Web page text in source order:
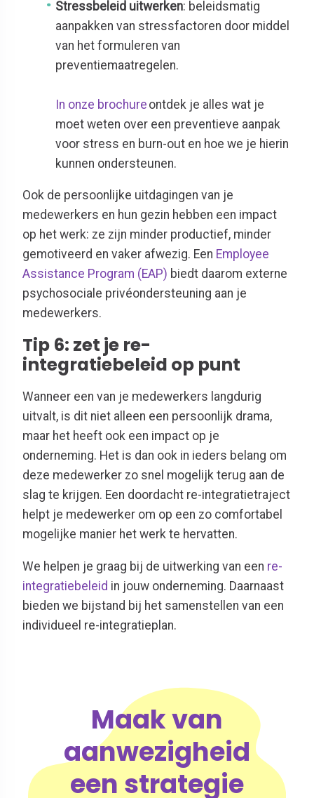
Stressbeleid uitwerken: beleidsmatig
aanpakken van stressfactoren door middel
van het formuleren van
preventiemaatregelen.
In onze brochure ontdek je alles wat je
moet weten over een preventieve aanpak
voor stress en burn-out en hoe we je hierin
kunnen ondersteunen.
Ook de persoonlijke uitdagingen van je
medewerkers en hun gezin hebben een impact
op het werk: ze zijn minder productief, minder
gemotiveerd en vaker afwezig. Een Employee
Assistance Program (EAP) biedt daarom externe
psychosociale privéondersteuning aan je
medewerkers.
Tip 6: zet je re-
integratiebeleid op punt
Wanneer een van je medewerkers langdurig
uitvalt, is dit niet alleen een persoonlijk drama,
maar het heeft ook een impact op je
onderneming. Het is dan ook in ieders belang om
deze medewerker zo snel mogelijk terug aan de
slag te krijgen. Een doordacht re-integratietraject
helpt je medewerker om op een zo comfortabel
mogelijke manier het werk te hervatten.
We helpen je graag bij de uitwerking van een re-
integratiebeleid in jouw onderneming. Daarnaast
bieden we bijstand bij het samenstellen van een
individueel re-integratieplan.
Maak van
aanwezigheid
een strategie